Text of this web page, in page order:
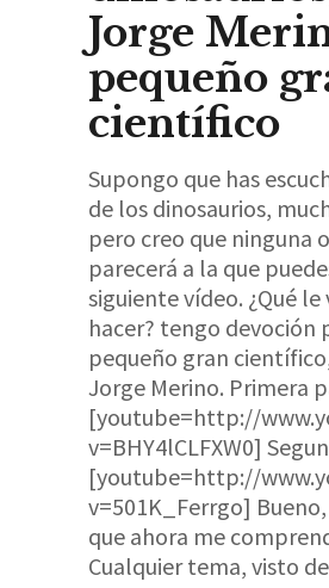
Jorge
pequeño
científico
Supongo que has
de los dinosaurios,
pero creo que ninguna
parecerá a la que
siguiente vídeo. ¿Qué le
hacer? tengo devoción
pequeño gran
Jorge Merino. Primera
[youtube=http://
v=BHY4lCLFXW0]
[youtube=http://
v=501K_Ferrgo]
que ahora me
Cualquier tema, visto